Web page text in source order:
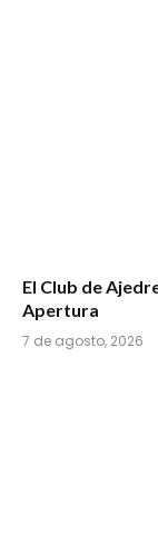
El Club de
Apertura
7 de agosto, 2026